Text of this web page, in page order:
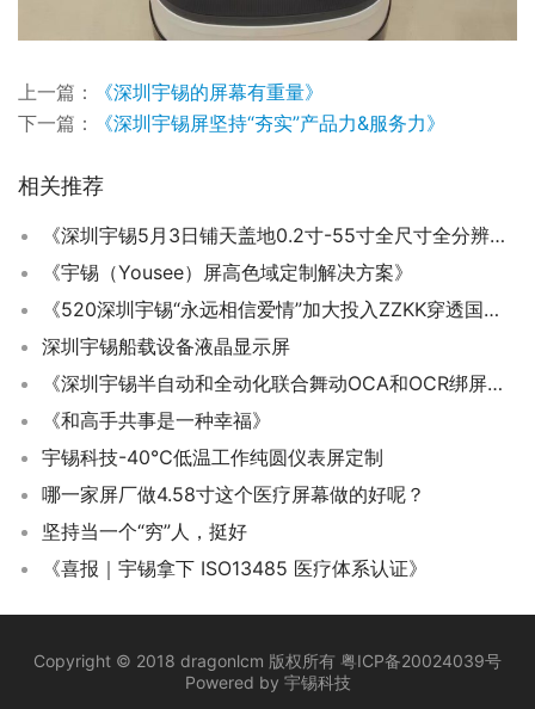
上一篇：
《深圳宇锡的屏幕有重量》
下一篇：
《深圳宇锡屏坚持“夯实”产品力&服务力》
相关推荐
《深圳宇锡5月3日铺天盖地0.2寸-55寸全尺寸全分辨率特种定制屏模组》
《宇锡（Yousee）屏高色域定制解决方案》
《520深圳宇锡“永远相信爱情”加大投入ZZKK穿透国产串口屏模组》
深圳宇锡船载设备液晶显示屏
《深圳宇锡半自动和全动化联合舞动OCA和OCR绑屏贴合》
《和高手共事是一种幸福》
宇锡科技-40℃低温工作纯圆仪表屏定制
哪一家屏厂做4.58寸这个医疗屏幕做的好呢？
坚持当一个“穷”人，挺好
《喜报｜宇锡拿下 ISO13485 医疗体系认证》
Copyright © 2018 dragonlcm 版权所有 粤ICP备20024039号
Powered by 宇锡科技